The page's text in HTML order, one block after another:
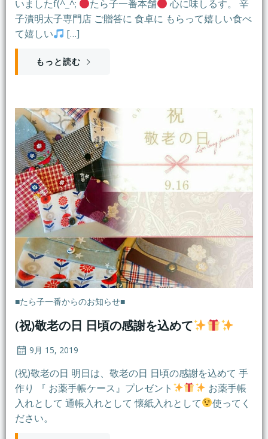
いましたf(^_^; たら子一番本舗
心に味しるす。 辛
子漬明太子専門店 ご贈答に 食卓に もらって嬉しい食べ
て嬉しい
[…]
もっと読む
■たら子一番からのお知らせ■
(祝)敬老の日 日頃の感謝を込めて
9月 15, 2019
(祝)敬老の日 明日は、敬老の日 日頃の感謝を込めて 手
作り 『 お薬手帳ケース』プレゼント
お薬手帳
入れとして 通帳入れとして 懐紙入れとして
使ってく
ださい。